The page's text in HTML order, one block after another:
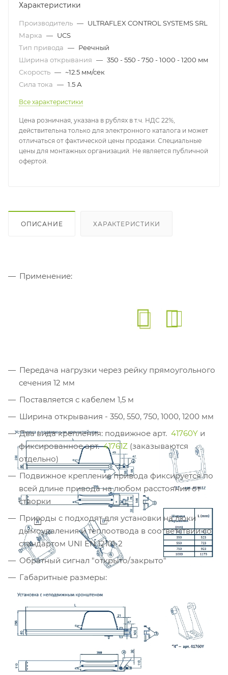
Характеристики
Производитель — ULTRAFLEX CONTROL SYSTEMS SRL
Марка — UCS
Тип привода — Реечный
Ширина открывания — 350 - 550 - 750 - 1000 - 1200 мм
Скорость — ~12.5 мм/сек
Сила тока — 1.5 А
Все характеристики
Цена розничная, указана в рублях в т.ч. НДС 22%,
действительна только для электронного каталога и может
отличаться от фактической цены продажи. Специальные
цены для монтажных организаций. Не является публичной
офертой.
ОПИСАНИЕ ХАРАКТЕРИСТИКИ
Применение:
Передача нагрузки через рейку прямоугольного
сечения 12 мм
Поставляется с кабелем 1,5 м
Ширина открывания - 350, 550, 750, 1000, 1200 мм
Два вида крепления: подвижное арт. 41760Y и
фиксированное арт.41761Z (заказываются
отдельно)
Подвижное крепление привода фиксируется по
всей длине привода на любом расстоянии от
створки
Приводы с подходят для установки на люки
дымоудаления и теплоотвода в соответствии со
стандартом UNI EN 12101-2
Обратный сигнал "открыто/закрыто"
Габаритные размеры: